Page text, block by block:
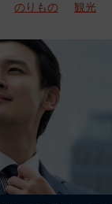
のりもの 観光